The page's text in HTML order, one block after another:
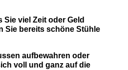
viel Zeit oder Geld
Sie bereits schöne Stühle
aufbewahren oder
voll und ganz auf die